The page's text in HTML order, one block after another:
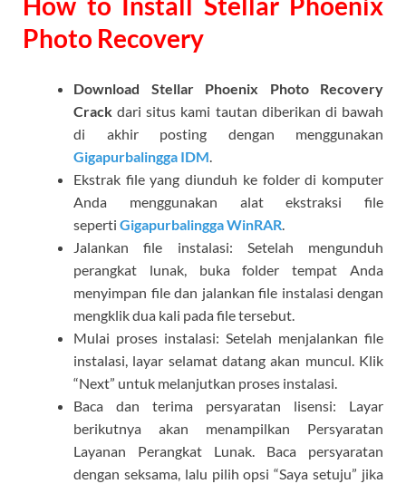
Photo Recovery
Download Stellar Phoenix Photo Recovery
Crack dari situs kami tautan diberikan di bawah
di akhir posting dengan menggunakan
Gigapurbalingga IDM.
Ekstrak file yang diunduh ke folder di komputer
Anda menggunakan alat ekstraksi file
seperti Gigapurbalingga WinRAR.
Jalankan file instalasi: Setelah mengunduh
perangkat lunak, buka folder tempat Anda
menyimpan file dan jalankan file instalasi dengan
mengklik dua kali pada file tersebut.
Mulai proses instalasi: Setelah menjalankan file
instalasi, layar selamat datang akan muncul. Klik
“Next” untuk melanjutkan proses instalasi.
Baca dan terima persyaratan lisensi: Layar
berikutnya akan menampilkan Persyaratan
Layanan Perangkat Lunak. Baca persyaratan
dengan seksama, lalu pilih opsi “Saya setuju” jika